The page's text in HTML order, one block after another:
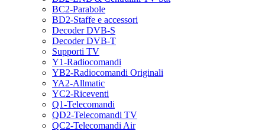
BC2-Parabole
BD2-Staffe e accessori
Decoder DVB-S
Decoder DVB-T
Supporti TV
Y1-Radiocomandi
YB2-Radiocomandi Originali
YA2-Allmatic
YC2-Riceventi
Q1-Telecomandi
QD2-Telecomandi TV
QC2-Telecomandi Air